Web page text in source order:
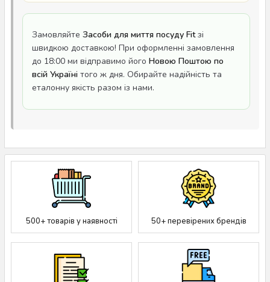
Замовляйте Засоби для миття посуду Fitзі
швидкою доставкою! При оформленні замовлення
до 18:00 ми відправимо його Новою Поштою по
всій Україні того ж дня. Обирайте надійність та
еталонну якість разом із нами.
500+ товарів у наявності 50+ перевірених брендів